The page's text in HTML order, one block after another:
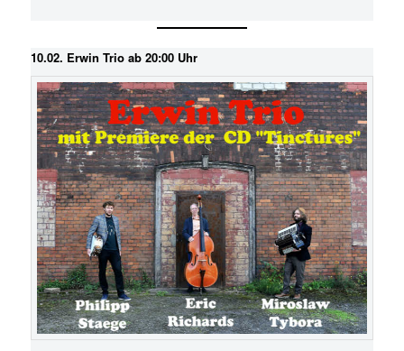
10.02. Erwin Trio ab 20:00 Uhr